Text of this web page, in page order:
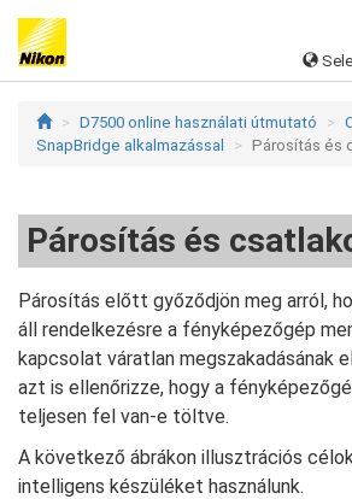
D7500 online használati útmutató
SnapBridge alkalmazással
Párosítás és
Párosítás és
Párosítás előtt győződjön meg arról,
áll rendelkezésre a fényképezőgép
kapcsolat váratlan megszakadásának
azt is ellenőrizze, hogy a
teljesen fel van-e töltve.
A következő ábrákon illusztrációs
intelligens készüléket használunk.